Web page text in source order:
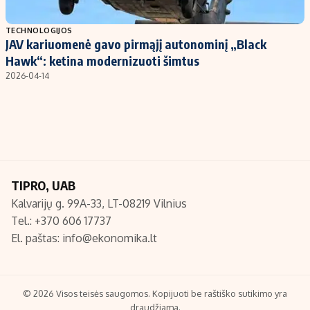
Populiarios temos
Investavimas
Akcijų rinka
Titulinis
Nedarbo išmokos skaičiuoklė
Redakcija
Turinio žymėjimo taisyklės
TECHNOLOGIJOS
JAV kariuomenė gavo pirmąjį autonominį „Black
Hawk“: ketina modernizuoti šimtus
2026-04-14
TIPRO, UAB
Kalvarijų g. 99A-33, LT-08219 Vilnius
Tel.: +370 606 17737
El. paštas: info@ekonomika.lt
© 2026 Visos teisės saugomos. Kopijuoti be raštiško sutikimo yra
draudžiama.